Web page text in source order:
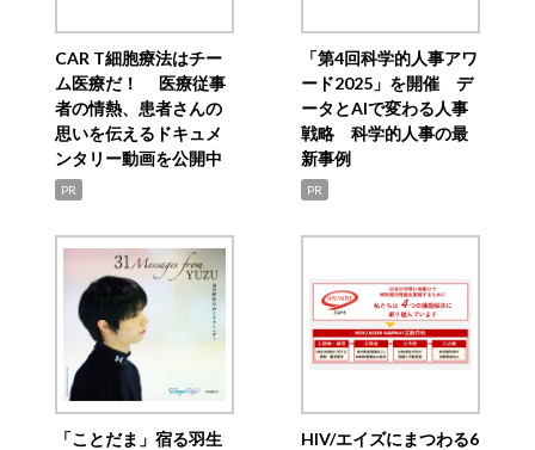
CAR T細胞療法はチー
ム医療だ！ 医療従事
者の情熱、患者さんの
思いを伝えるドキュメ
ンタリー動画を公開中
PR
「第4回科学的人事アワ
ード2025」を開催 デ
ータとAIで変わる人事
戦略 科学的人事の最
新事例
PR
「ことだま」宿る羽生
HIV/エイズにまつわる6